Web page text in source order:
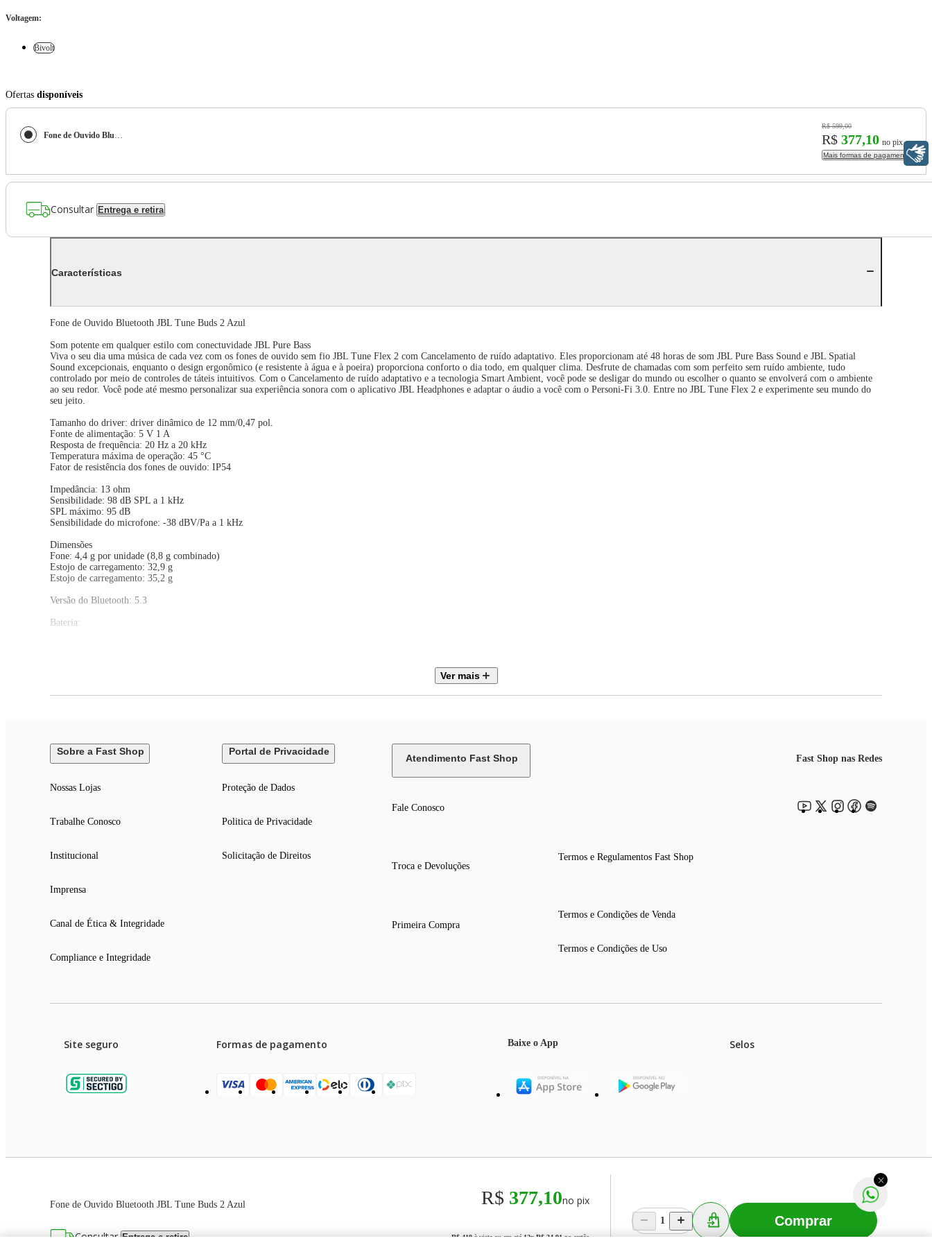
Fone de Ouvido Bluetooth JBL Tune Buds 2 Azul
Consultar Entrega e retira
R$ 377,10no pix
R$ 419 à vista ou em até 12x R$ 34,91no cartão
1 Comprar
Voltagem:
Bivolt
Ofertas disponíveis
Fone de Ouvido Bluetooth JBL Tune Buds 2 Azul
R$ 599,00
R$ 377,10 no pix
Mais formas de pagamento
Consultar Entrega e retira
Características
Fone de Ouvido Bluetooth JBL Tune Buds 2 Azul
Som potente em qualquer estilo com conectuvidade JBL Pure Bass
Viva o seu dia uma música de cada vez com os fones de ouvido sem fio JBL Tune Flex 2 com Cancelamento de ruído adaptativo. Eles proporcionam até 48 horas de som JBL Pure Bass Sound e JBL Spatial
Sound excepcionais, enquanto o design ergonômico (e resistente à água e à poeira) proporciona conforto o dia todo, em qualquer clima. Desfrute de chamadas com som perfeito sem ruído ambiente, tudo
controlado por meio de controles de táteis intuitivos. Com o Cancelamento de ruído adaptativo e a tecnologia Smart Ambient, você pode se desligar do mundo ou escolher o quanto se envolverá com o ambiente
ao seu redor. Você pode até mesmo personalizar sua experiência sonora com o aplicativo JBL Headphones e adaptar o áudio a você com o Personi-Fi 3.0. Entre no JBL Tune Flex 2 e experimente seu mundo do
seu jeito.
Tamanho do driver: driver dinâmico de 12 mm/0,47 pol.
Fonte de alimentação: 5 V 1 A
Resposta de frequência: 20 Hz a 20 kHz
Temperatura máxima de operação: 45 °C
Fator de resistência dos fones de ouvido: IP54
Impedância: 13 ohm
Sensibilidade: 98 dB SPL a 1 kHz
SPL máximo: 95 dB
Sensibilidade do microfone: -38 dBV/Pa a 1 kHz
Dimensões
Fone: 4,4 g por unidade (8,8 g combinado)
Estojo de carregamento: 32,9 g
Estojo de carregamento: 35,2 g
Versão do Bluetooth: 5.3
Bateria:
Ver mais
Sobre a Fast Shop
Nossas Lojas
Trabalhe Conosco
Institucional
Imprensa
Canal de Ética & Integridade
Compliance e Integridade
Portal de Privacidade
Proteção de Dados
Politica de Privacidade
Solicitação de Direitos
Atendimento Fast Shop
Fale Conosco
Troca e Devoluções
Primeira Compra
Termos e Regulamentos Fast Shop
Termos e Condições de Venda
Termos e Condições de Uso
Fast Shop nas Redes
Site seguro Formas de pagamento Baixe o App Selos
Preços e condições de pagamento válidos exclusivamente para compras efetuadas no site, podendo diferir na rede de lojas físicas.
As imagens dos produtos são meramente ilustrativas. Todos os preços e condições comerciais estão sujeitos a alteração sem aviso prévio. Fast Shop S. A. CNPJ: 43.708.379/0001-
Selecionar os Cookies
Libras